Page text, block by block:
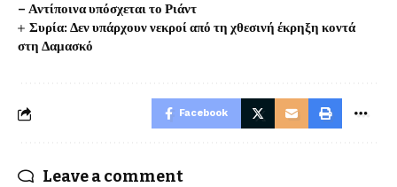
– Αντίποινα υπόσχεται το Ριάντ
Συρία: Δεν υπάρχουν νεκροί από τη χθεσινή έκρηξη κοντά
στη Δαμασκό
Facebook
Leave a comment